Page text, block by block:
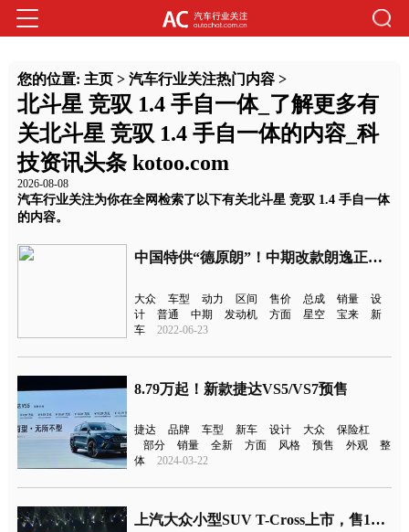
您的位置: 主页> 汽车行业关注热门内容>
北斗星 竞驭 1.4 手自一体_了解更多有
关北斗星 竞驭 1.4 手自一体的内容_科
技资讯头条 kotoo.com
2026-08-08
汽车行业关注为你在全网检索了以下有关北斗星 竞驭 1.4 手自一体
的内容。
中国特供“德原朗”！中期改款朗逸正式上市
大众 车型 动力 区间 售价 总成 销量
设
计
普通 中期 发动机 方面 星空 宝来
新
车
2022-06-23
8.79万起！新款捷达VS5/VS7预售
捷达 品牌 车型 新车 设计 大众
保险杠
部分
销量 全新 方面 风格 预售 外观
整
体
2024-03-22
上汽大众小型SUV T-Cross上市，售12.79-15.99万元